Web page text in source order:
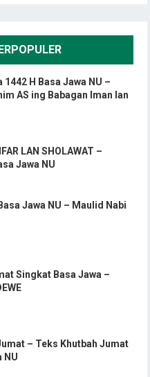
1442 H Basa Jawa NU –
AS ing Babagan Iman lan
LAN SHOLAWAT –
Jawa NU
Jawa NU – Maulid Nabi
Singkat Basa Jawa –
– Teks Khutbah Jumat
NU